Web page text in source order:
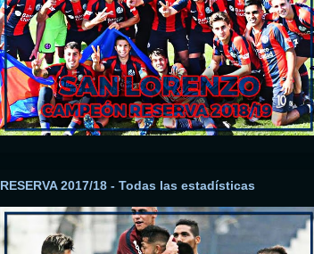
RESERVA 2017/18 - Todas las estadísticas